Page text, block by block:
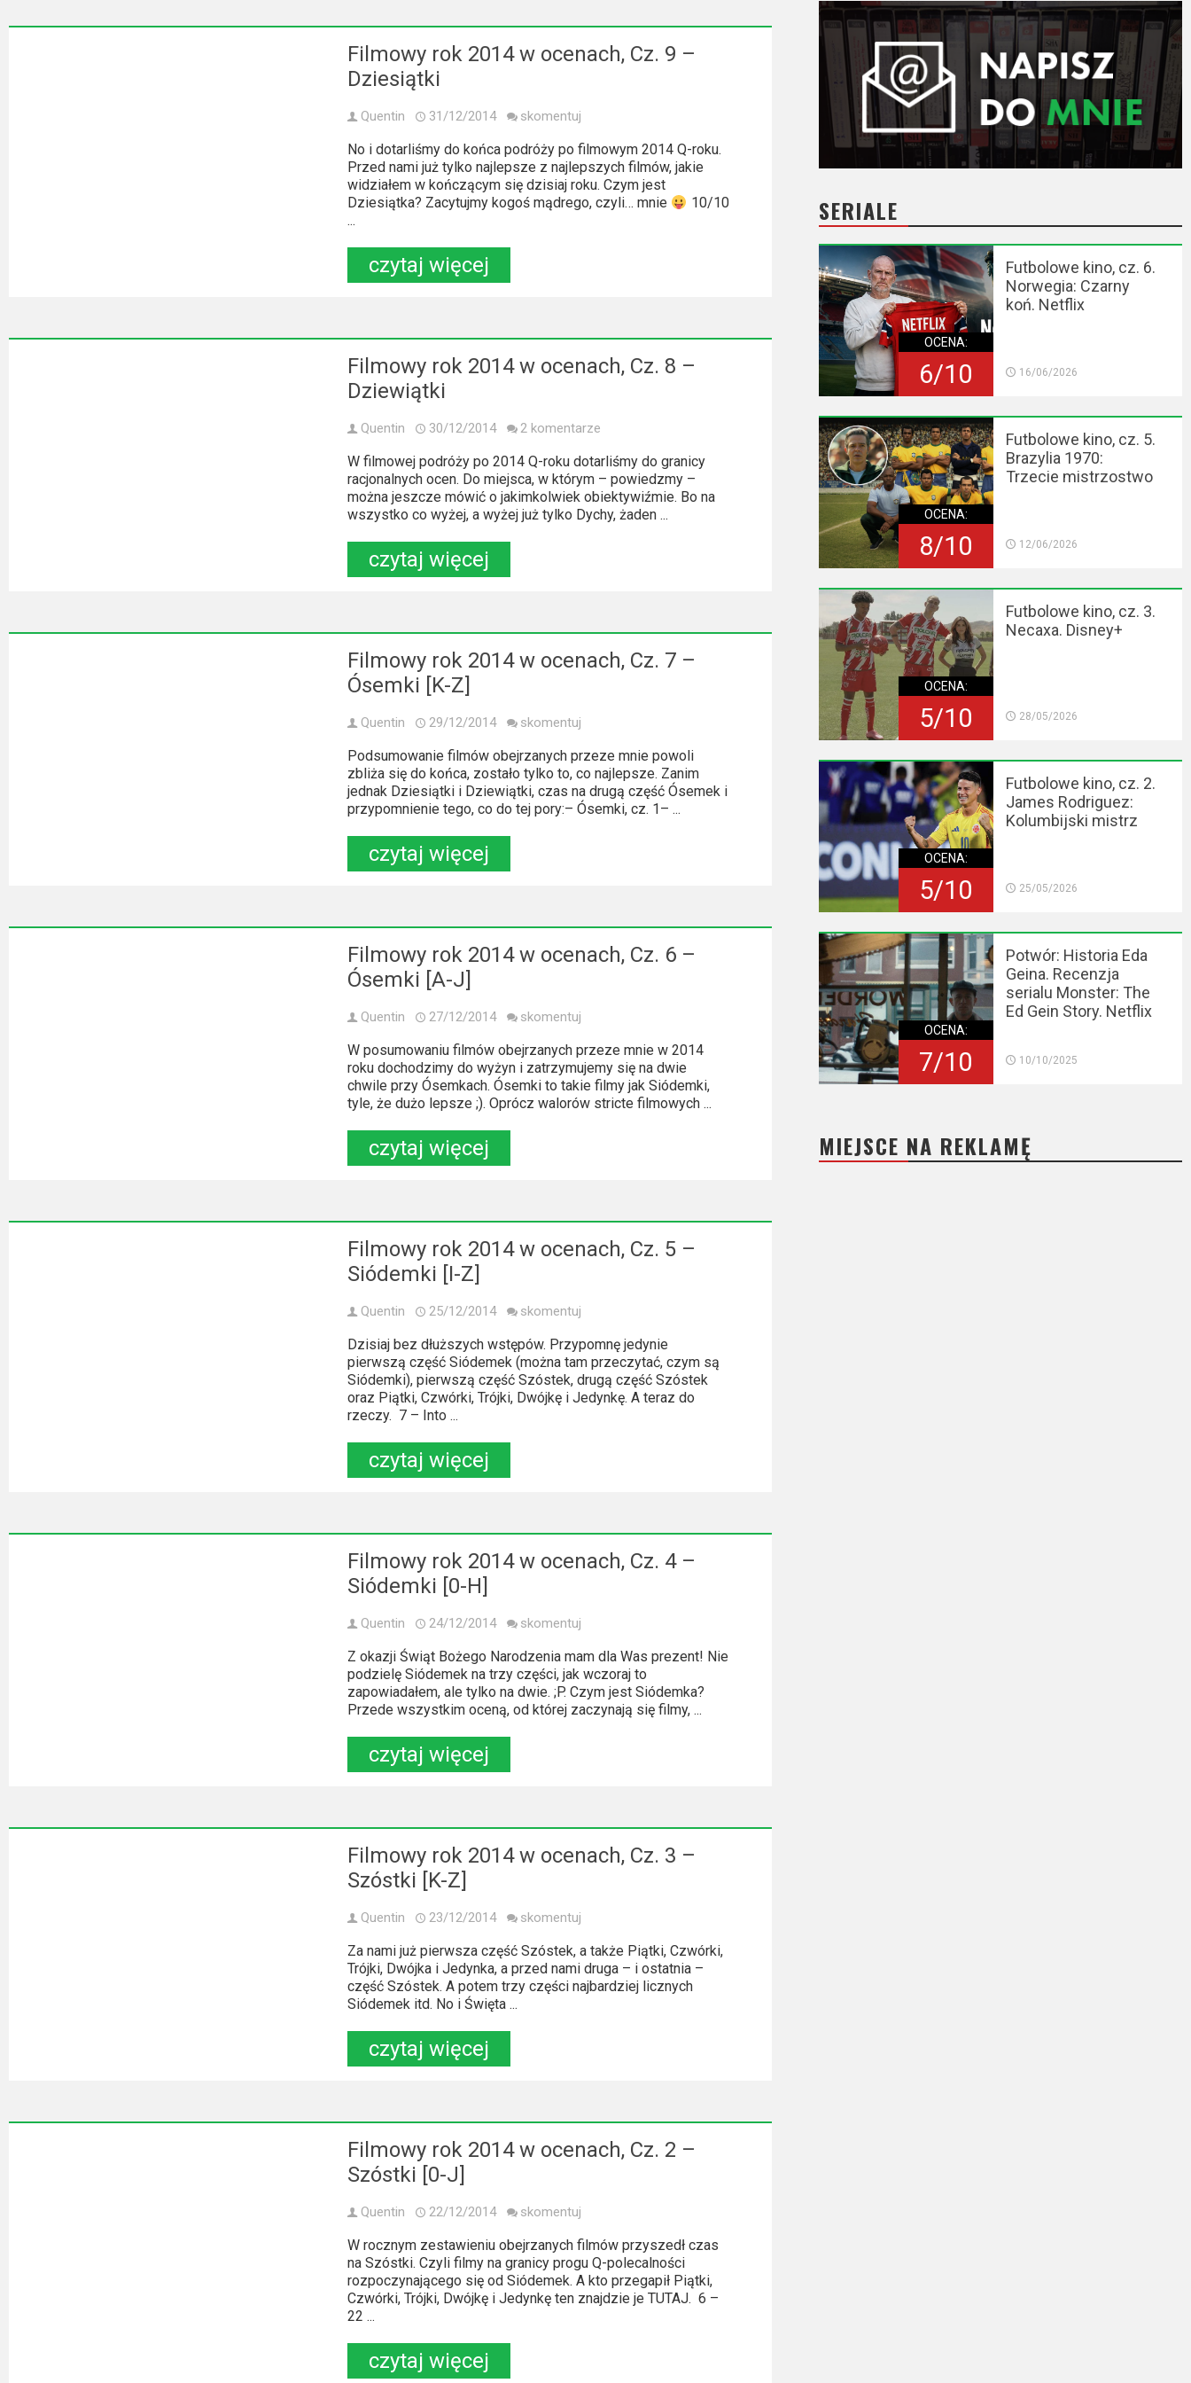
polskie
2020
Filmowy rok 2014 w ocenach, Cz. 9 –
Dziesiątki
Quentin 31/12/2014 skomentuj
No i dotarliśmy do końca podróży po filmowym 2014 Q-roku.
Przed nami już tylko najlepsze z najlepszych filmów, jakie
widziałem w kończącym się dzisiaj roku. Czym jest
Dziesiątka? Zacytujmy kogoś mądrego, czyli… mnie
10/10
...
czytaj więcej
Filmowy rok 2014 w ocenach, Cz. 8 –
Dziewiątki
Quentin 30/12/2014 2 komentarze
W filmowej podróży po 2014 Q-roku dotarliśmy do granicy
racjonalnych ocen. Do miejsca, w którym – powiedzmy –
można jeszcze mówić o jakimkolwiek obiektywiźmie. Bo na
wszystko co wyżej, a wyżej już tylko Dychy, żaden ...
czytaj więcej
Filmowy rok 2014 w ocenach, Cz. 7 –
Ósemki [K-Z]
Quentin 29/12/2014 skomentuj
Podsumowanie filmów obejrzanych przeze mnie powoli
zbliża się do końca, zostało tylko to, co najlepsze. Zanim
jednak Dziesiątki i Dziewiątki, czas na drugą część Ósemek i
przypomnienie tego, co do tej pory:– Ósemki, cz. 1– ...
czytaj więcej
Filmowy rok 2014 w ocenach, Cz. 6 –
Ósemki [A-J]
Quentin 27/12/2014 skomentuj
W posumowaniu filmów obejrzanych przeze mnie w 2014
roku dochodzimy do wyżyn i zatrzymujemy się na dwie
chwile przy Ósemkach. Ósemki to takie filmy jak Siódemki,
tyle, że dużo lepsze ;). Oprócz walorów stricte filmowych ...
czytaj więcej
Filmowy rok 2014 w ocenach, Cz. 5 –
Siódemki [I-Z]
Quentin 25/12/2014 skomentuj
Dzisiaj bez dłuższych wstępów. Przypomnę jedynie
pierwszą część Siódemek (można tam przeczytać, czym są
Siódemki), pierwszą część Szóstek, drugą część Szóstek
oraz Piątki, Czwórki, Trójki, Dwójkę i Jedynkę. A teraz do
rzeczy. 7 – Into ...
czytaj więcej
Filmowy rok 2014 w ocenach, Cz. 4 –
Siódemki [0-H]
Quentin 24/12/2014 skomentuj
Z okazji Świąt Bożego Narodzenia mam dla Was prezent! Nie
podzielę Siódemek na trzy części, jak wczoraj to
zapowiadałem, ale tylko na dwie. ;P. Czym jest Siódemka?
Przede wszystkim oceną, od której zaczynają się filmy, ...
czytaj więcej
Filmowy rok 2014 w ocenach, Cz. 3 –
Szóstki [K-Z]
Quentin 23/12/2014 skomentuj
Za nami już pierwsza część Szóstek, a także Piątki, Czwórki,
Trójki, Dwójka i Jedynka, a przed nami druga – i ostatnia –
część Szóstek. A potem trzy części najbardziej licznych
Siódemek itd. No i Święta ...
czytaj więcej
Filmowy rok 2014 w ocenach, Cz. 2 –
Szóstki [0-J]
Quentin 22/12/2014 skomentuj
W rocznym zestawieniu obejrzanych filmów przyszedł czas
na Szóstki. Czyli filmy na granicy progu Q-polecalności
rozpoczynającego się od Siódemek. A kto przegapił Piątki,
Czwórki, Trójki, Dwójkę i Jedynkę ten znajdzie je TUTAJ. 6 –
22 ...
czytaj więcej
SERIALE
OCENA:
6/10
Futbolowe kino, cz. 6.
Norwegia: Czarny
koń. Netflix
16/06/2026
OCENA:
8/10
Futbolowe kino, cz. 5.
Brazylia 1970:
Trzecie mistrzostwo
12/06/2026
OCENA:
5/10
Futbolowe kino, cz. 3.
Necaxa. Disney+
28/05/2026
OCENA:
5/10
Futbolowe kino, cz. 2.
James Rodriguez:
Kolumbijski mistrz
25/05/2026
OCENA:
7/10
Potwór: Historia Eda
Geina. Recenzja
serialu Monster: The
Ed Gein Story. Netflix
10/10/2025
MIEJSCE NA REKLAMĘ